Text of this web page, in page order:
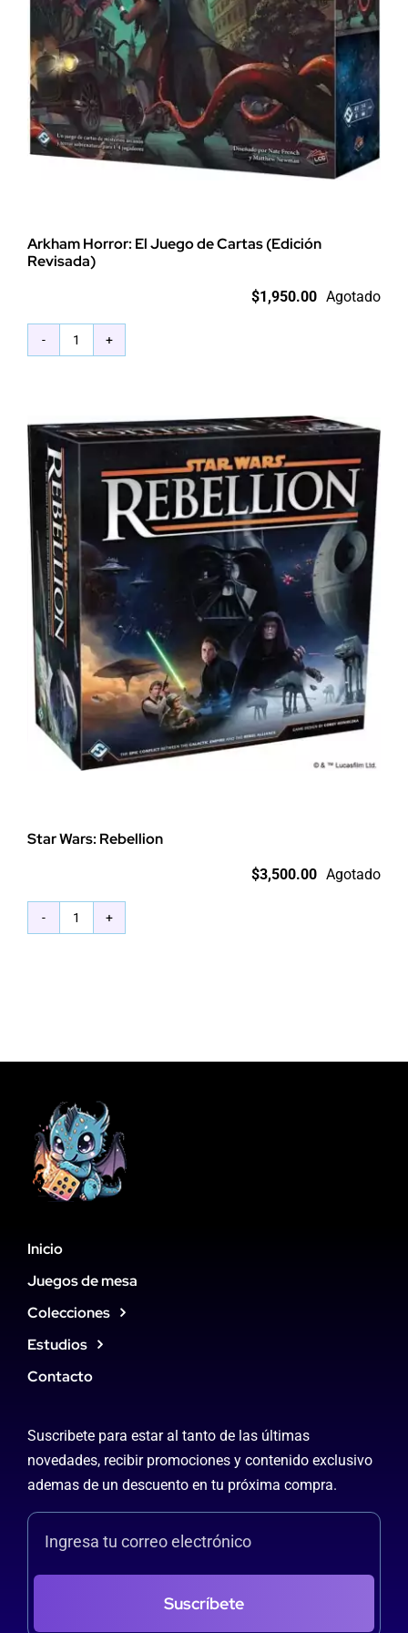
Arkham Horror: El Juego de Cartas (Edición
Revisada)
$1,950.00 Agotado
Arkham
de
(Edición
Revisada)
cantidad
Star Wars: Rebellion
$3,500.00 Agotado
Star
Inicio
Juegos de mesa
Colecciones
Estudios
Contacto
Suscribete para estar al tanto de las últimas
novedades, recibir promociones y contenido exclusivo
ademas de un descuento en tu próxima compra.
Suscríbete